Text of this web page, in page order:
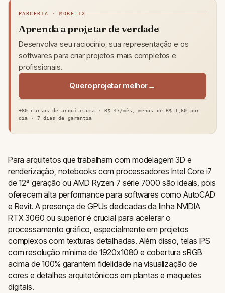
PARCERIA · MOBFLIX
Aprenda a projetar de verdade
Desenvolva seu raciocínio, sua representação e os
softwares para criar projetos mais completos e
profissionais.
Quero projetar melhor
+80 cursos de arquitetura · R$ 47/mês, menos de R$ 1,60 por
dia · 7 dias de garantia
Para arquitetos que trabalham com modelagem 3D e
renderização, notebooks com processadores Intel Core i7
de 12ª geração ou AMD Ryzen 7 série 7000 são ideais, pois
oferecem alta performance para softwares como AutoCAD
e Revit. A presença de GPUs dedicadas da linha NVIDIA
RTX 3060 ou superior é crucial para acelerar o
processamento gráfico, especialmente em projetos
complexos com texturas detalhadas. Além disso, telas IPS
com resolução mínima de 1920x1080 e cobertura sRGB
acima de 100% garantem fidelidade na visualização de
cores e detalhes arquitetônicos em plantas e maquetes
digitais.